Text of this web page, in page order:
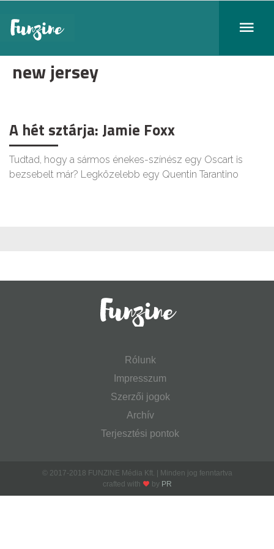
new jersey
A hét sztárja: Jamie Foxx
Tudtad, hogy a sármos énekes-színész egy Oscart is
bezsebelt már? Legközelebb egy Quentin Tarantino
Rólunk
Impresszum
Szerzői jogok
Archív
Terjesztési pontok
© 2017-2018 FUNZINE Média Kft. | Minden jog fenntartva
crafted with
by PR